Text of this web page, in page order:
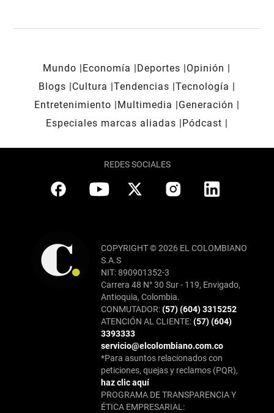
Mundo Economía Deportes
Opinión
Blogs
Cultura Tendencias Tecnología
Entretenimiento
Multimedia
Generación
Especiales marcas aliadas
Pódcast
REDES SOCIALES
COPYRIGHT © 2026 EL COLOMBIANO
S.A.S
NIT: 890901352-3
Carrera 48 N° 30 Sur - 119, Envigado,
Antioquia, Colombia.
CONMUTADOR:(57) (604) 3315252
ATENCIÓN AL CLIENTE:(57) (604)
3393333
servicio@elcolombiano.com.co
*Para asuntos relacionados con
peticiones, quejas y reclamos (PQR),
haz clic aquí
PROGRAMA DE TRANSPARENCIA Y
ÉTICA EMPRESARIAL: